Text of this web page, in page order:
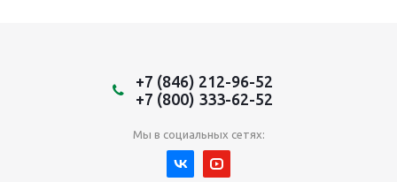
+7 (846) 212-96-52
+7 (800) 333-62-52
Мы в социальных сетях: